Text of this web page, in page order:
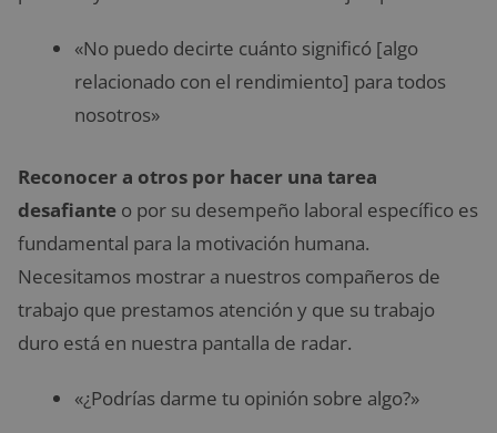
«No puedo decirte cuánto significó [algo
relacionado con el rendimiento] para todos
nosotros»
Reconocer a otros por hacer una tarea
desafiante o por su desempeño laboral específico es
fundamental para la motivación humana.
Necesitamos mostrar a nuestros compañeros de
trabajo que prestamos atención y que su trabajo
duro está en nuestra pantalla de radar.
«¿Podrías darme tu opinión sobre algo?»